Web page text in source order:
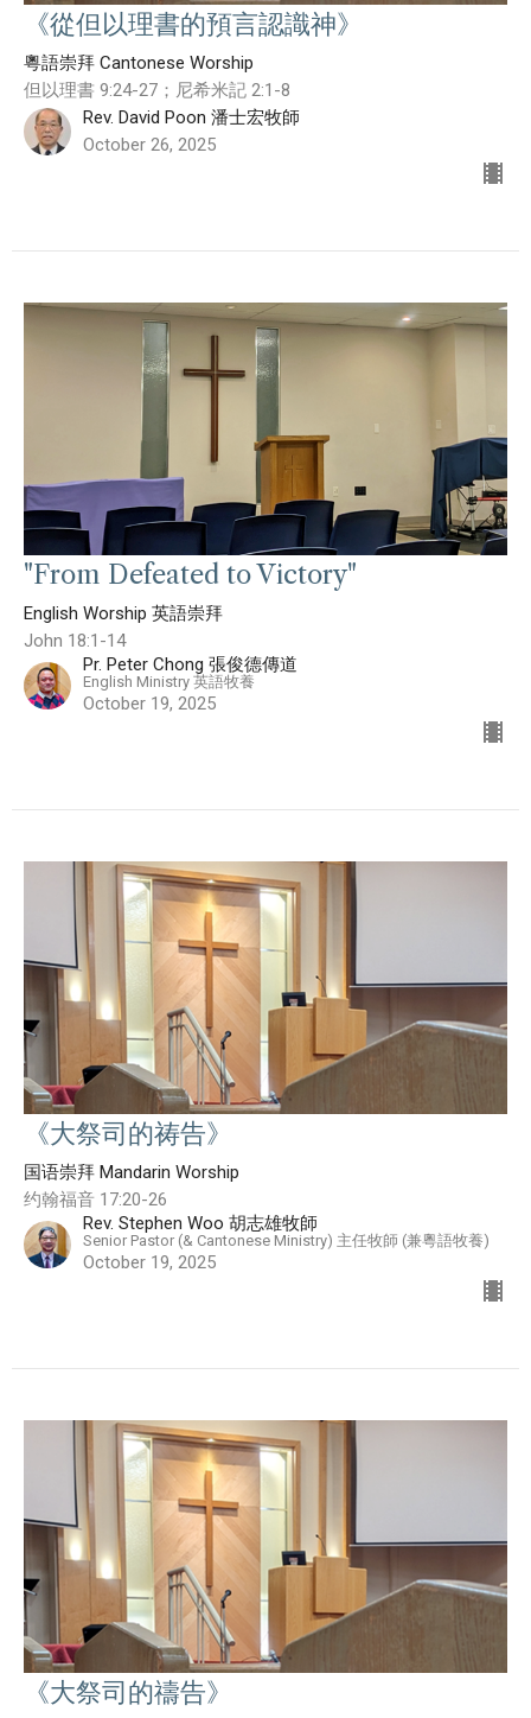
《從但以理書的預言認識神》
粵語崇拜 Cantonese Worship
但以理書 9:24-27；尼希米記 2:1-8
Rev. David Poon 潘士宏牧師
October 26, 2025
"From Defeated to Victory"
English Worship 英語崇拜
John 18:1-14
Pr. Peter Chong 張俊德傳道
English Ministry 英語牧養
October 19, 2025
《大祭司的祷告》
国语崇拜 Mandarin Worship
约翰福音 17:20-26
Rev. Stephen Woo 胡志雄牧師
Senior Pastor (& Cantonese Ministry) 主任牧師 (兼粵語牧養)
October 19, 2025
《大祭司的禱告》